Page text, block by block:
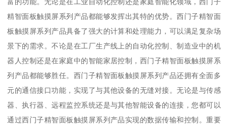
富的功能。无论是在工业自动化控制还是家庭智能化领域，西门子
精智面板触摸屏系列产品都能够发挥出其特的优势。西门子精智面
板触摸屏系列产品具备了强大的计算和处理能力，可以满足复杂场
景下的需求。不论是在工厂生产线上的自动化控制、制造业中的机
器人控制还是在家庭中的智能家居控制，西门子精智面板触摸屏系
列产品都能够胜任。西门子精智面板触摸屏系列产品还拥有全面多
元的通信接口功能，实现了与其他设备的无缝对接。无论是与传感
器、执行器、远程监控系统还是与其他智能设备的连接，您都可以
通过西门子精智面板触摸屏系列产品实现的数据传输和控制。重要